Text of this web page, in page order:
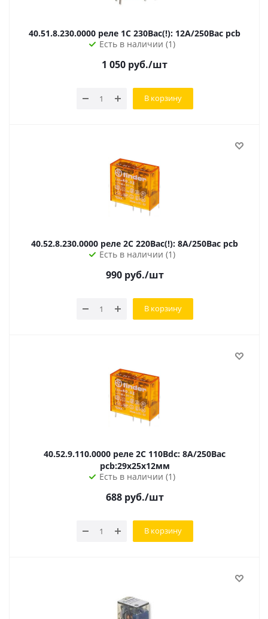
40.51.8.230.0000 реле 1C 230Вac(!): 12А/250Вac pcb
Есть в наличии (1)
1 050 руб./шт
В корзину
40.52.8.230.0000 реле 2C 220Вac(!): 8А/250Вac pcb
Есть в наличии (1)
990руб./шт
В корзину
40.52.9.110.0000 реле 2C 110Вdc: 8А/250Вac
pcb:29х25х12мм
Есть в наличии (1)
688руб./шт
В корзину